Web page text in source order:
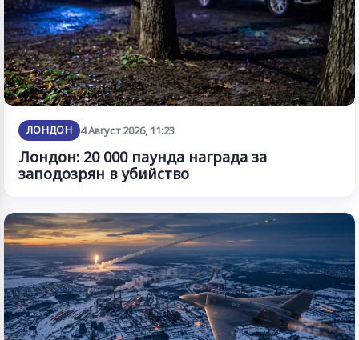
ЛОНДОН 4 Август 2026, 11:23
Лондон: 20 000 паунда награда за
заподозрян в убийство